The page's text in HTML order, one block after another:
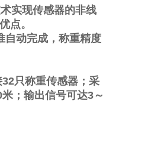
实现传感器的非线
点。
自动完成，称重精度
32只称重传感器；采
米；输出信号可达3～